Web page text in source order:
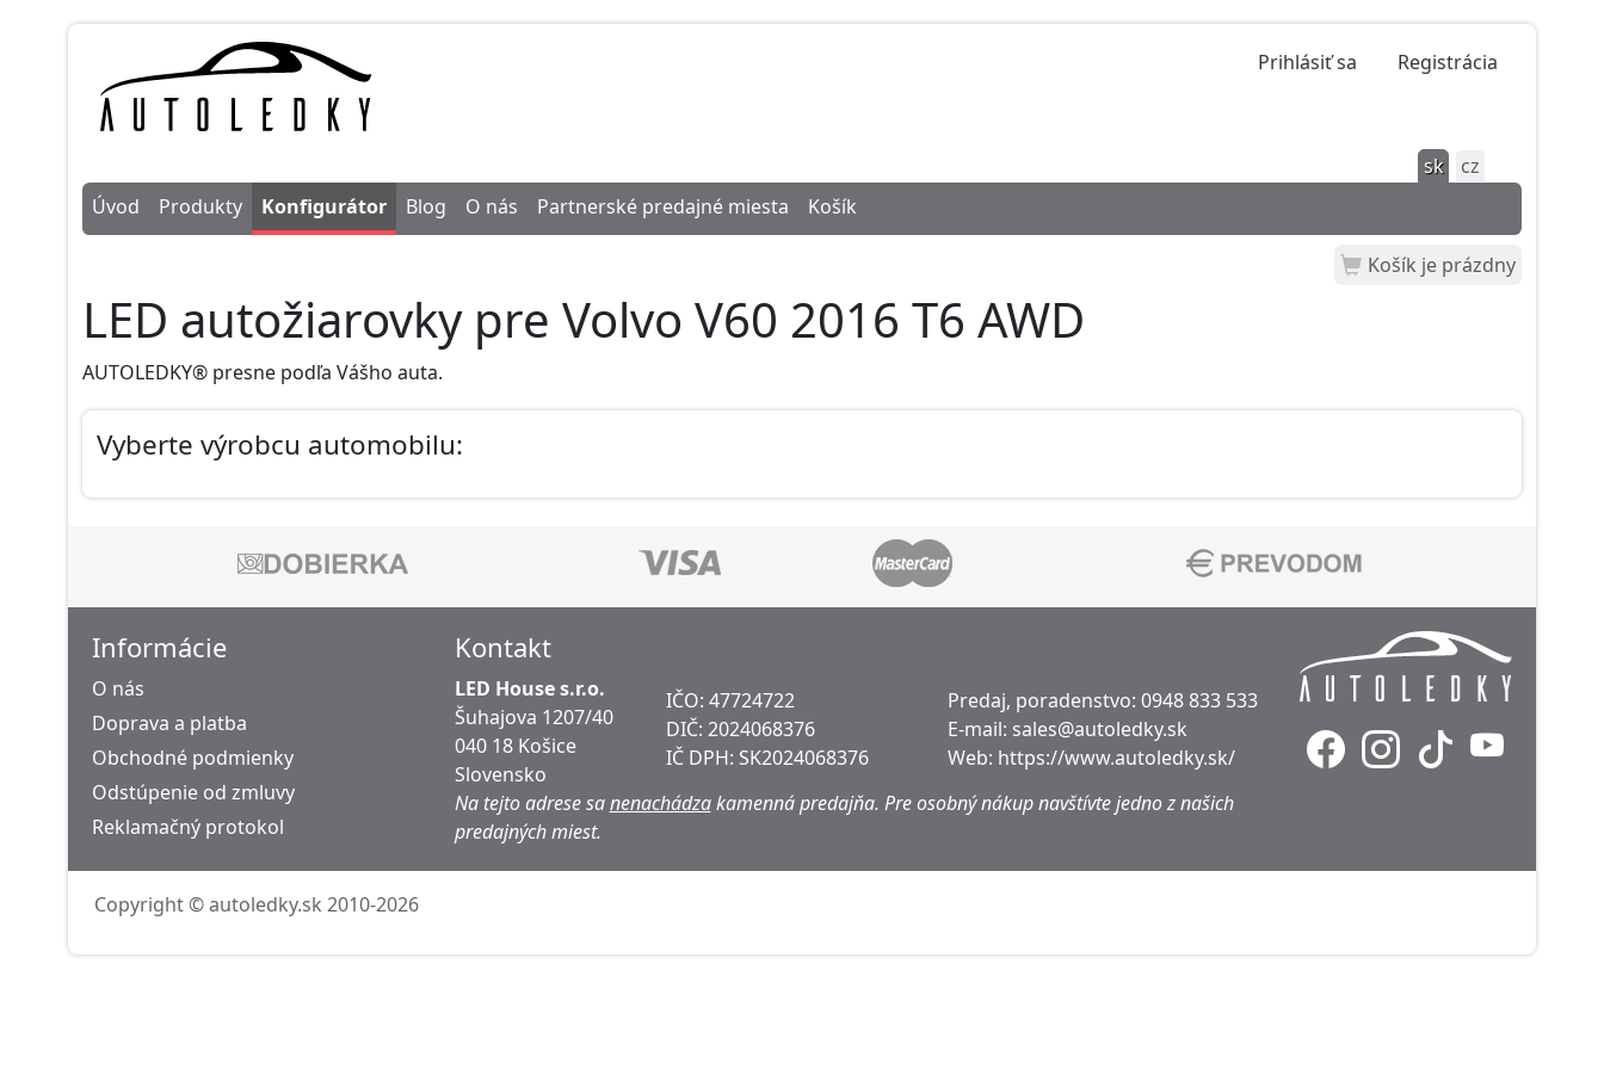
Prihlásiť sa Registrácia
sk
cz
Úvod
Produkty Konfigurátor Blog O nás Partnerské predajné miesta Košík
Košík je prázdny
LED autožiarovky pre Volvo V60 2016 T6 AWD
AUTOLEDKY® presne podľa Vášho auta.
Vyberte výrobcu automobilu:
Informácie
O nás
Doprava a platba
Obchodné podmienky
Odstúpenie od zmluvy
Reklamačný protokol
Kontakt
LED House s.r.o.
Šuhajova 1207/40
040 18 Košice
Slovensko
IČO: 47724722
DIČ: 2024068376
IČ DPH: SK2024068376
Predaj, poradenstvo: 0948 833 533
E-mail: sales@autoledky.sk
Web: https://www.autoledky.sk/
Na tejto adrese sanenachádzakamenná predajňa. Pre osobný nákup navštívte jedno z našich
predajných miest.
Copyright © autoledky.sk 2010-2026